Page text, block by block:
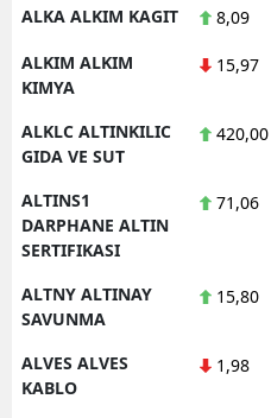
ALKA ALKIM KAGIT 8,09
ALKIM ALKIM
KIMYA
15,97
ALKLC ALTINKILIC
GIDA VE SUT
420,00
ALTINS1
DARPHANE ALTIN
SERTIFIKASI
71,06
ALTNY ALTINAY
SAVUNMA
15,80
ALVES ALVES
KABLO
1,98